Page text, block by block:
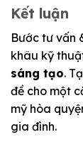
Kết luận
Bước tư vấn
khâu kỹ
sáng tạo.
đề cho một
mỹ hòa
gia đình.